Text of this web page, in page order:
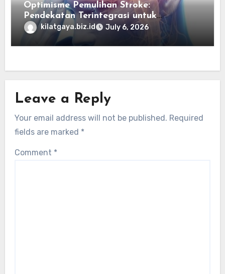
Optimisme Pemulihan Stroke:
Pendekatan Terintegrasi untuk
Mengembalikan Kualitas Hidup Guna
Memulihkan Kepercayaan Diri Pasien
Melalui Dukungan Nutrisi dan Stimulasi
kilatgaya.biz.id July 6, 2026
Leave a Reply
Your email address will not be published. Required
fields are marked *
Comment *